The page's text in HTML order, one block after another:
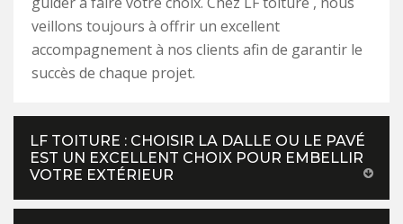
veillons toujours à offrir un excellent
accompagnement à nos clients afin de garantir le
succès de chaque projet.
LF TOITURE : CHOISIR LA DALLE OU LE PAVÉ
EST UN EXCELLENT CHOIX POUR EMBELLIR
VOTRE EXTÉRIEUR